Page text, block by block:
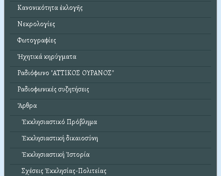
Κανονικότητα ἐκλογῆς
Νεκρολογίες
Φωτογραφίες
Ἠχητικά κηρύγματα
Ραδιόφωνο "ΑΤΤΙΚΟΣ ΟΥΡΑΝΟΣ"
Ραδιοφωνικές συζητήσεις
Ἄρθρα
Ἐκκλησιαστικό Πρόβλημα
Ἐκκλησιαστική δικαιοσύνη
Ἐκκλησιαστική Ἱστορία
Σχέσεις Ἐκκλησίας-Πολιτείας